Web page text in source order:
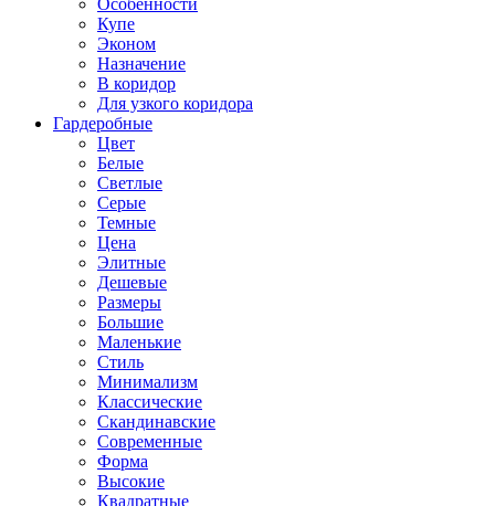
Особенности
Купе
Эконом
Назначение
В коридор
Для узкого коридора
Гардеробные
Цвет
Белые
Светлые
Серые
Темные
Цена
Элитные
Дешевые
Размеры
Большие
Маленькие
Стиль
Минимализм
Классические
Скандинавские
Современные
Форма
Высокие
Квадратные